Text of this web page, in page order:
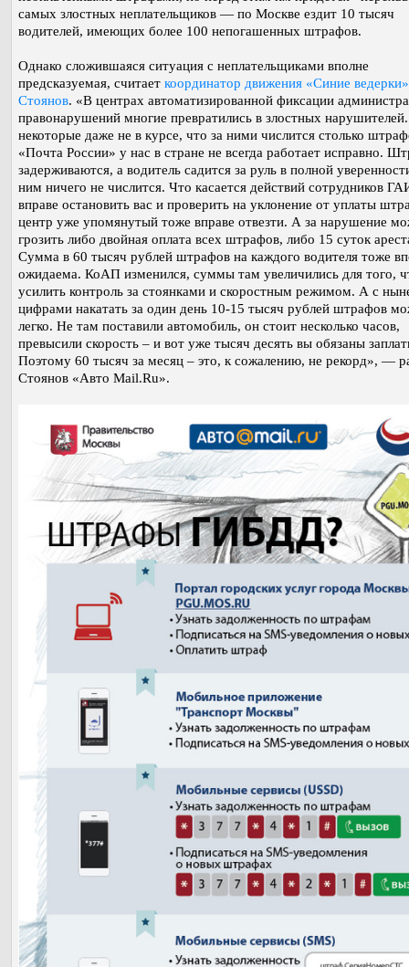
самых злостных неплательщиков — по Москве ездит 10 тысяч
водителей, имеющих более 100 непогашенных штрафов.
Однако сложившаяся ситуация с неплательщиками вполне
предсказуемая, считает координатор движения «Синие
Стоянов. «В центрах автоматизированной фиксации
правонарушений многие превратились в злостных
некоторые даже не в курсе, что за ними числится столько
«Почта России» у нас в стране не всегда работает исправно.
задерживаются, а водитель садится за руль в полной
ним ничего не числится. Что касается действий сотрудников
вправе остановить вас и проверить на уклонение от уплаты
центр уже упомянутый тоже вправе отвезти. А за нарушение
грозить либо двойная оплата всех штрафов, либо 15 суток
Сумма в 60 тысяч рублей штрафов на каждого водителя тоже
ожидаема. КоАП изменился, суммы там увеличились для того,
усилить контроль за стоянками и скоростным режимом. А с
цифрами накатать за один день 10-15 тысяч рублей штрафов
легко. Не там поставили автомобиль, он стоит несколько часов,
превысили скорость – и вот уже тысяч десять вы обязаны
Поэтому 60 тысяч за месяц – это, к сожалению, не рекорд», —
Стоянов «Авто Mail.Ru».